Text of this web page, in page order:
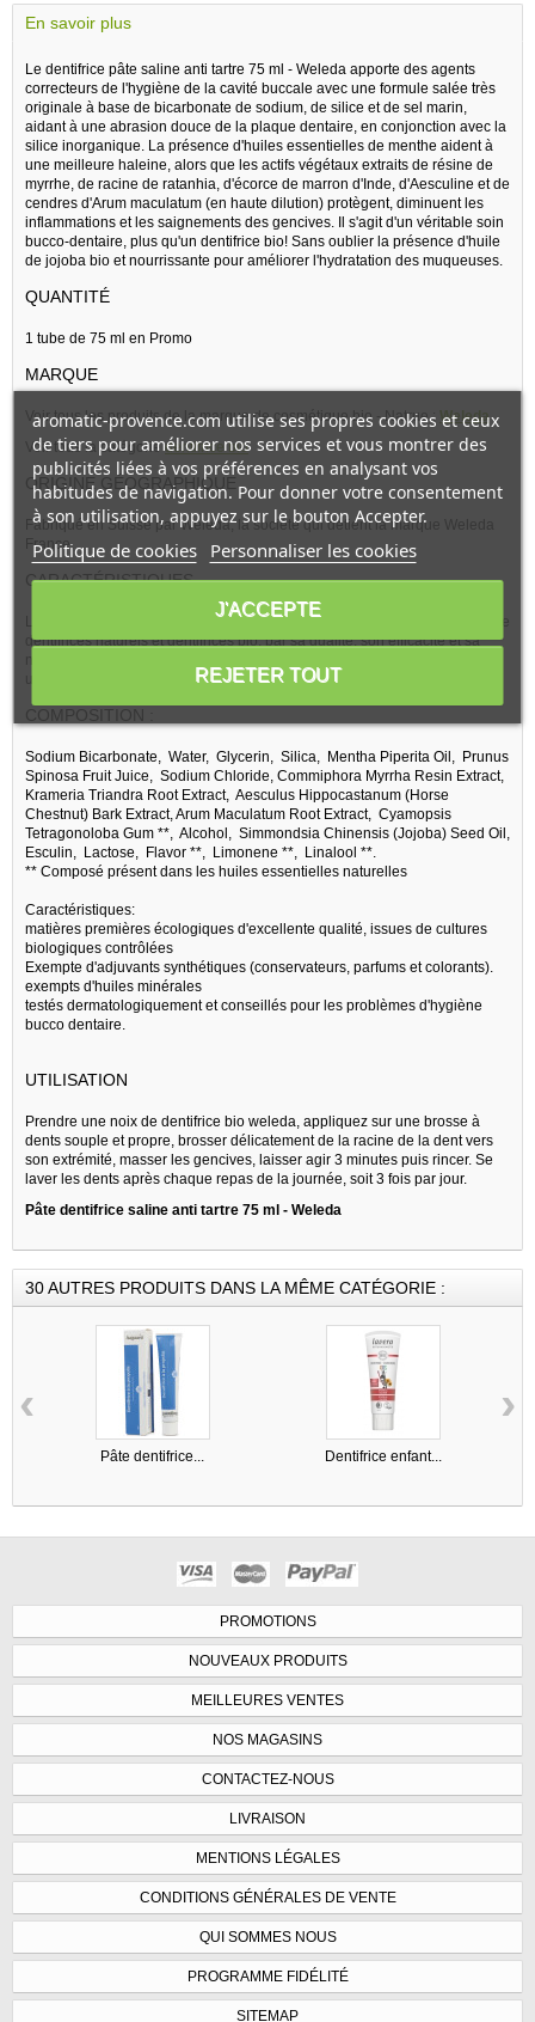
En savoir plus
Le dentifrice pâte saline anti tartre 75 ml - Weleda apporte des agents
correcteurs de l'hygiène de la cavité buccale avec une formule salée très
originale à base de bicarbonate de sodium, de silice et de sel marin,
aidant à une abrasion douce de la plaque dentaire, en conjonction avec la
silice inorganique. La présence d'huiles essentielles de menthe aident à
une meilleure haleine, alors que les actifs végétaux extraits de résine de
myrrhe, de racine de ratanhia, d'écorce de marron d'Inde, d'Aesculine et de
cendres d'Arum maculatum (en haute dilution) protègent, diminuent les
inflammations et les saignements des gencives. Il s'agit d'un véritable soin
bucco-dentaire, plus qu'un dentifrice bio! Sans oublier la présence d'huile
de jojoba bio et nourrissante pour améliorer l'hydratation des muqueuses.
QUANTITÉ
1 tube de 75 ml en Promo
MARQUE
Voir tous les produits de la marque de cosmétique bio - Natrue : Weleda
Voir tous la catégoriedentifrice bio
ORIGINE GÉOGRAPHIQUE
Fabriqué en Suisse par Weleda, la société qui détient la marque Weleda
France.
CARACTÉRISTIQUES
La pâte dentifrice saline anti tartre WELEDA s'est imposé dans les offres de
dentifrices naturels et dentifrices bio, par sa qualité, son efficacité et sa
COMPOSITION :
Sodium Bicarbonate, Water, Glycerin, Silica, Mentha Piperita Oil, Prunus
Spinosa Fruit Juice, Sodium Chloride, Commiphora Myrrha Resin Extract,
Krameria Triandra Root Extract, Aesculus Hippocastanum (Horse
Chestnut) Bark Extract, Arum Maculatum Root Extract, Cyamopsis
Tetragonoloba Gum **, Alcohol, Simmondsia Chinensis (Jojoba) Seed Oil,
Esculin, Lactose, Flavor **, Limonene **, Linalool **.
** Composé présent dans les huiles essentielles naturelles
Caractéristiques:
matières premières écologiques d'excellente qualité, issues de cultures
biologiques contrôlées
Exempte d'adjuvants synthétiques (conservateurs, parfums et colorants).
exempts d'huiles minérales
testés dermatologiquement et conseillés pour les problèmes d'hygiène
bucco dentaire.
UTILISATION
Prendre une noix de dentifrice bio weleda, appliquez sur une brosse à
dents souple et propre, brosser délicatement de la racine de la dent vers
son extrémité, masser les gencives, laisser agir 3 minutes puis rincer. Se
laver les dents après chaque repas de la journée, soit 3 fois par jour.
Pâte dentifrice saline anti tartre 75 ml - Weleda
30 AUTRES PRODUITS DANS LA MÊME CATÉGORIE :
Pâte dentifrice... Dentifrice enfant...
‹ ›
PROMOTIONS
NOUVEAUX PRODUITS
MEILLEURES VENTES
NOS MAGASINS
CONTACTEZ-NOUS
LIVRAISON
MENTIONS LÉGALES
CONDITIONS GÉNÉRALES DE VENTE
QUI SOMMES NOUS
PROGRAMME FIDÉLITÉ
SITEMAP
aromatic-provence.com utilise ses propres cookies et ceux
de tiers pour améliorer nos services et vous montrer des
publicités liées à vos préférences en analysant vos
habitudes de navigation. Pour donner votre consentement
à son utilisation, appuyez sur le bouton Accepter.
Politique de cookies Personnaliser les cookies
REJETER TOUT
J'ACCEPTE